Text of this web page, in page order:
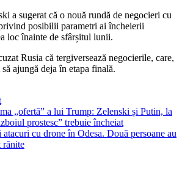
a sugerat că o nouă rundă de negocieri cu
posibilii parametri ai încheierii
loc înainte de sfârșitul lunii.
Rusia că tergiversează negocierile, care,
ajungă deja în etapa finală.
„ofertă” a lui Trump: Zelenski și Putin, la
prostesc” trebuie încheiat
atacuri cu drone în Odesa. Două persoane au
rănite